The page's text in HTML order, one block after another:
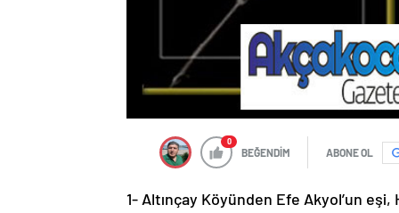
0
BEĞENDİM ABONE OL
1- Altınçay Köyünden Efe Akyol’un eşi,